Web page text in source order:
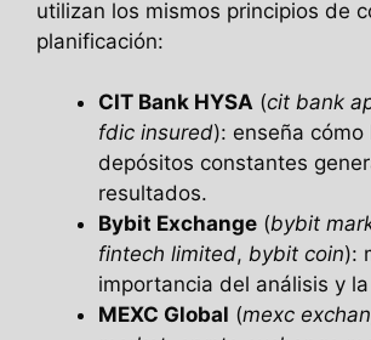
utilizan los mismos principios de
planificación:
CIT Bank HYSA (cit bank
fdic insured): enseña cómo
depósitos constantes
resultados.
Bybit Exchange (bybit
fintech limited, bybit coin):
importancia del análisis y
MEXC Global (mexc